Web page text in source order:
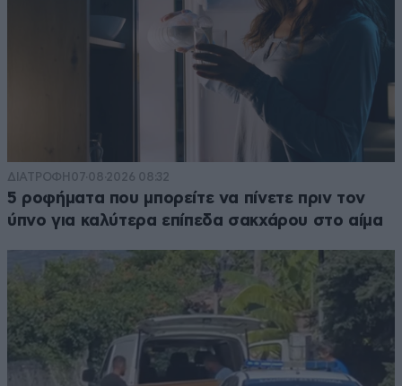
ΔΙΑΤΡΟΦΗ 07·08·2026 08:32
5 ροφήματα που μπορείτε να πίνετε πριν τον
ύπνο για καλύτερα επίπεδα σακχάρου στο αίμα